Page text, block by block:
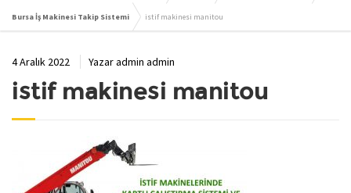
Bursa İş Makinesi Takip Sistemi istif makinesi manitou
4 Aralık 2022 Yazaradmin admin
istif makinesi manitou